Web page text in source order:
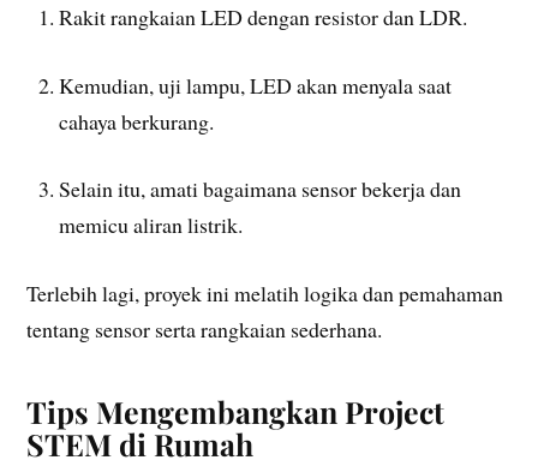
Rakit rangkaian LED dengan resistor dan LDR.
Kemudian, uji lampu, LED akan menyala saat
cahaya berkurang.
Selain itu, amati bagaimana sensor bekerja dan
memicu aliran listrik.
Terlebih lagi, proyek ini melatih logika dan pemahaman
tentang sensor serta rangkaian sederhana.
Tips Mengembangkan Project
STEM di Rumah